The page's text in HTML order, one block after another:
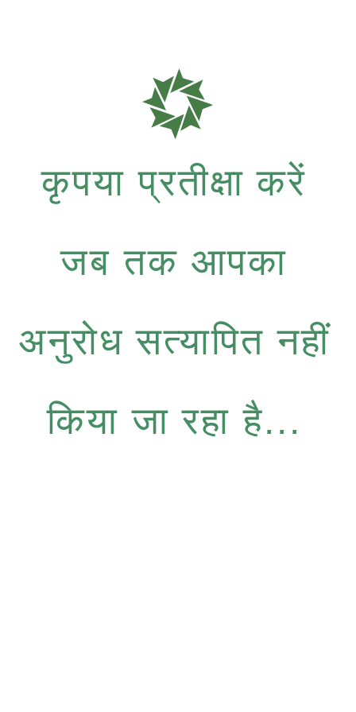
कृपया प्रतीक्षा करें
जब तक आपका
अनुरोध सत्यापित नहीं
किया जा रहा है...